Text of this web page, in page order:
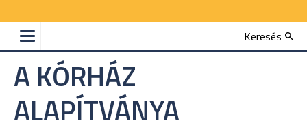
Keresés
A KÓRHÁZ
ALAPÍTVÁNYA